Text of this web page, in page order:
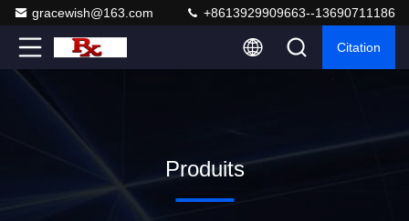
gracewish@163.com +8613929909663--13690711186
Citation
Produits